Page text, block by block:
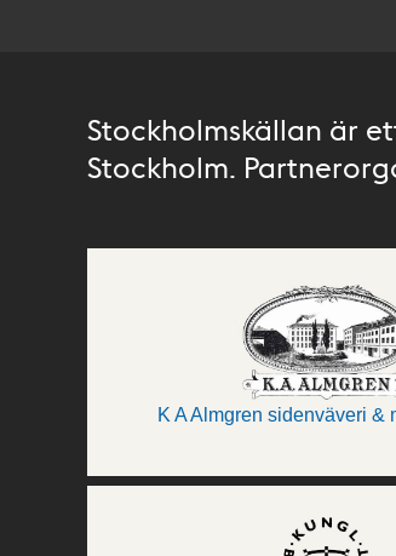
Stockholmskällan är
Stockholm.
K A Almgren sidenväveri &